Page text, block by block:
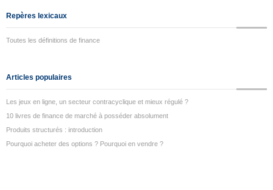
Repères lexicaux
Toutes les définitions de finance
Articles populaires
Les jeux en ligne, un secteur contracyclique et mieux régulé ?
10 livres de finance de marché à posséder absolument
Produits structurés : introduction
Pourquoi acheter des options ? Pourquoi en vendre ?